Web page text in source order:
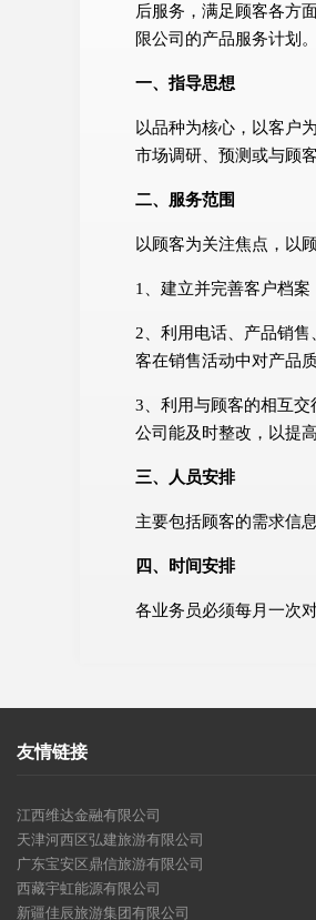
后服务，满足顾客各方
限公司的产品服务计划。
一、指导思想
以品种为核心，以客户
市场调研、预测或与顾
二、服务范围
以顾客为关注焦点，以
1、建立并完善客户档
2、利用电话、产品销
客在销售活动中对产品
3、利用与顾客的相互
公司能及时整改，以提
三、人员安排
主要包括顾客的需求信
四、时间安排
各业务员必须每月一次
友情链接
江西维达金融有限公司
天津河西区弘建旅游有限公司
广东宝安区鼎信旅游有限公司
西藏宇虹能源有限公司
新疆佳辰旅游集团有限公司